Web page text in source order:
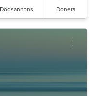
Dödsannons Donera